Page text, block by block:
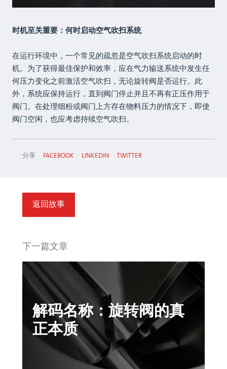
时机至关重要：何时启动空气吹扫系统
在运行环境中，一个常见的疏忽是空气吹扫系统启动的时
机。为了获得最佳保护和效率，应在气力输送系统中发生任
何压力变化之前激活空气吹扫，无论旋转阀是否运行。此
外，系统应保持运行，直到阀门停止并且不再有正压作用于
阀门。在处理细粉或阀门上方存在物料压力的情况下，即使
阀门空闲，也应考虑持续空气吹扫。
分享 FACEBOOK LINKEDIN TWITTER
返回故事
下一篇文章
解码名称：旋转阀的真
正本质